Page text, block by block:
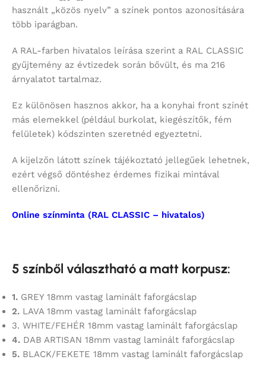
használt „közös nyelv” a színek pontos azonosítására
több iparágban.
A RAL-farben hivatalos leírása szerint a RAL CLASSIC
gyűjtemény az évtizedek során bővült, és ma 216
árnyalatot tartalmaz.
Ez különösen hasznos akkor, ha a konyhai front színét
más elemekkel (például burkolat, kiegészítők, fém
felületek) kódszinten szeretnéd egyeztetni.
A kijelzőn látott színek tájékoztató jellegűek lehetnek,
ezért végső döntéshez érdemes fizikai mintával
ellenőrizni.
Online színminta (RAL CLASSIC – hivatalos)
5 színből választható a matt korpusz:
1. GREY 18mm vastag laminált faforgácslap
2. LAVA 18mm vastag laminált faforgácslap
3. WHITE/FEHÉR 18mm vastag laminált faforgácslap
4. DAB ARTISAN 18mm vastag laminált faforgácslap
5. BLACK/FEKETE 18mm vastag laminált faforgácslap